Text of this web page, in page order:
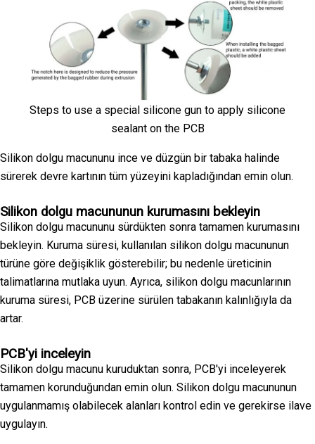
Steps to use a special silicone gun to apply silicone
sealant on the PCB
Silikon dolgu macununu ince ve düzgün bir tabaka halinde
sürerek devre kartının tüm yüzeyini kapladığından emin olun.
Silikon dolgu macununun kurumasını bekleyin
Silikon dolgu macununu sürdükten sonra tamamen kurumasını
bekleyin. Kuruma süresi, kullanılan silikon dolgu macununun
türüne göre değişiklik gösterebilir; bu nedenle üreticinin
talimatlarına mutlaka uyun. Ayrıca, silikon dolgu macunlarının
kuruma süresi, PCB üzerine sürülen tabakanın kalınlığıyla da
artar.
PCB'yi inceleyin
Silikon dolgu macunu kuruduktan sonra, PCB'yi inceleyerek
tamamen korunduğundan emin olun. Silikon dolgu macununun
uygulanmamış olabilecek alanları kontrol edin ve gerekirse ilave
uygulayın.